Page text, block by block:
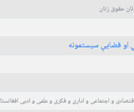
حقوق زنان
او قضایې سیستمونه
و اجتماعی و اداری و فکری و علمی و ادبی